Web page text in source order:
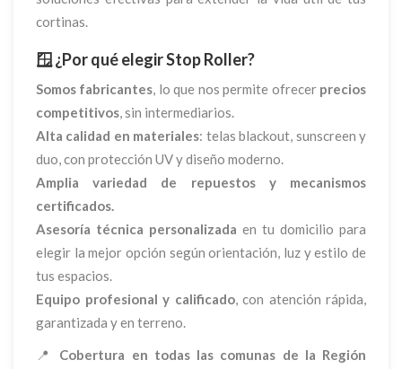
cortinas.
🪟 ¿Por qué elegirStop Roller?
Somos fabricantes, lo que nos permite ofrecer precios
competitivos, sin intermediarios.
Alta calidad en materiales: telas blackout, sunscreen y
duo, con protección UV y diseño moderno.
Amplia variedad de repuestos y mecanismos
certificados.
Asesoría técnica personalizada en tu domicilio para
elegir la mejor opción según orientación, luz y estilo de
tus espacios.
Equipo profesional y calificado, con atención rápida,
garantizada y en terreno.
📍 Cobertura en todas las comunas de la Región